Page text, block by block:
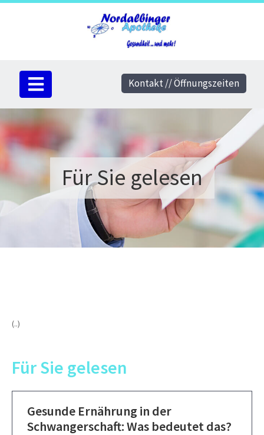
Für Sie gelesen
(..)
Für Sie gelesen
Gesunde Ernährung in der
Schwangerschaft: Was bedeutet das?
Kontakt // Öffnungszeiten